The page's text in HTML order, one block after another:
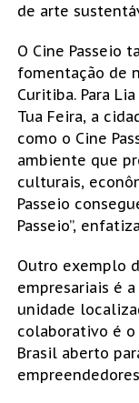
de arte
O Cine Passeio
fomentação de
Curitiba. Para
Tua Feira, a
como o Cine
ambiente que
culturais,
Passeio
Passeio”,
Outro exemplo
empresariais é
unidade
colaborativo é
Brasil aberto